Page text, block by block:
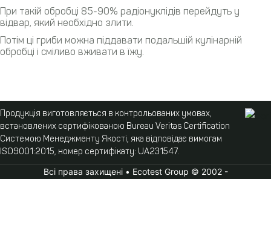
При такій обробці 85-90% радіонуклідів перейдуть у
відвар, який необхідно злити.
Потім ці гриби можна піддавати подальшій кулінарній
обробці і сміливо вживати в їжу.
Продукція виготовляється в контрольованих умовах,
встановлених сертифікованою Bureau Veritas Certification
Системою Менеджменту Якості, яка відповідає вимогам
ISO9001:2015, номер сертифікату: UA231547.
Всі права захищені • Ecotest Group © 2002 -